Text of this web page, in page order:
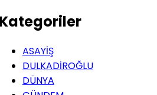
ASAYİŞ
DULKADİROĞLU
DÜNYA